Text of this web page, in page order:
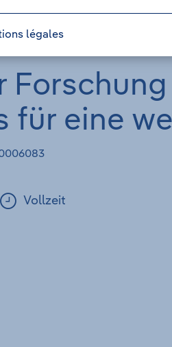
légales
für eine
Vollzeit